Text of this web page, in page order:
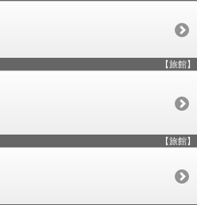
【旅館】
【旅館】